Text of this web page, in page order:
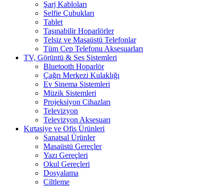
Şarj Kabloları
Selfie Çubukları
Tablet
Taşınabilir Hoparlörler
Telsiz ve Masaüstü Telefonlar
Tüm Cep Telefonu Aksesuarları
TV, Görüntü & Ses Sistemleri
Bluetooth Hoparlör
Çağrı Merkezi Kulaklığı
Ev Sinema Sistemleri
Müzik Sistemleri
Projeksiyon Cihazları
Televizyon
Televizyon Aksesuarı
Kırtasiye ve Ofis Ürünleri
Sanatsal Ürünler
Masaüstü Gereçler
Yazı Gereçleri
Okul Gereçleri
Dosyalama
Ciltleme